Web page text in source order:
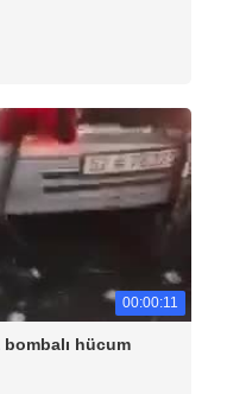
00:00:11
hücum